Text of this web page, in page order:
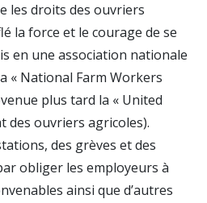
les droits des ouvriers
la force et le courage de se
en une association nationale
« National Farm Workers
plus tard la « United
des ouvriers agricoles).
des grèves et des
obliger les employeurs à
ainsi que d’autres